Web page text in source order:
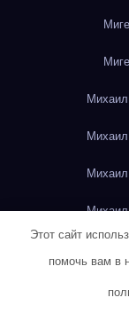
Этот сайт
помочь вам в